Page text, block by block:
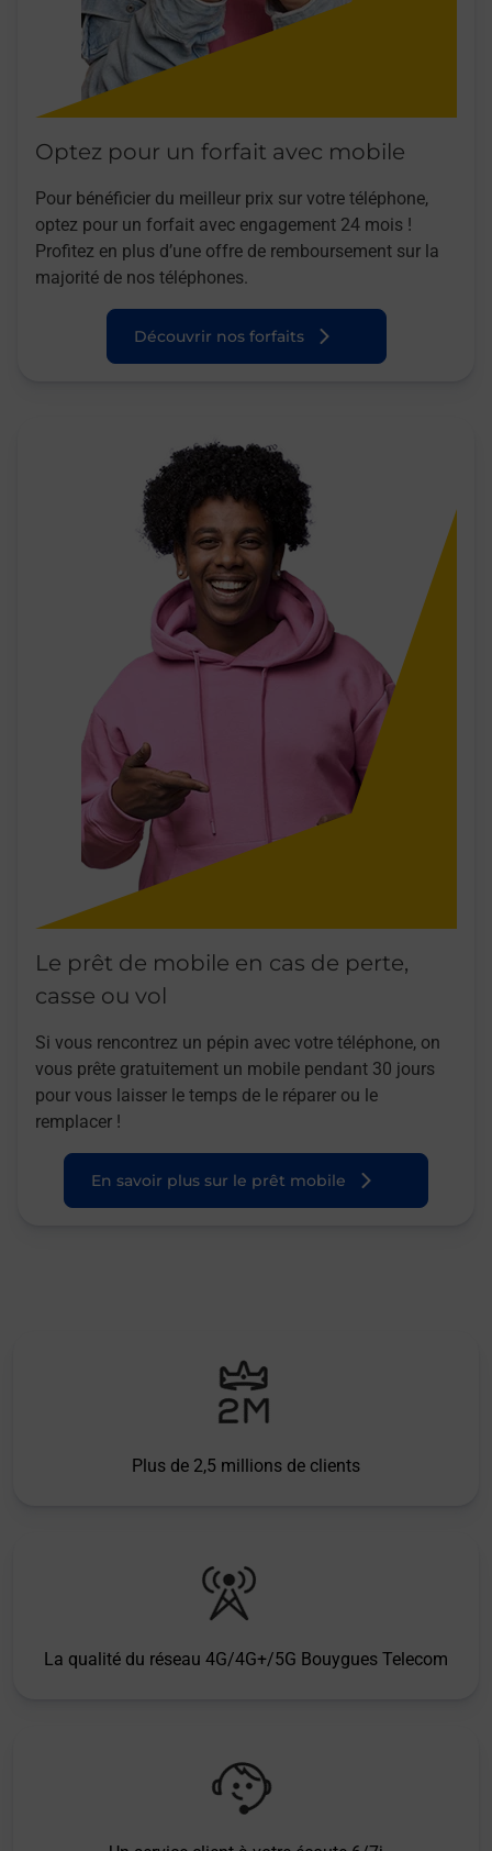
Optez pour un forfait avec mobile
Pour bénéficier du meilleur prix sur votre téléphone,
optez pour un forfait avec engagement 24 mois !
Profitez en plus d’une offre de remboursement sur la
majorité de nos téléphones.
Découvrir nos forfaits
Le prêt de mobile en cas de perte,
casse ou vol
Si vous rencontrez un pépin avec votre téléphone, on
vous prête gratuitement un mobile pendant 30 jours
pour vous laisser le temps de le réparer ou le
remplacer !
En savoir plus sur le prêt mobile
Plus de 2,5 millions de clients
La qualité du réseau 4G/4G+/5G Bouygues Telecom